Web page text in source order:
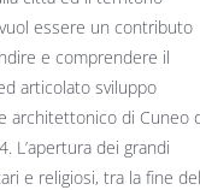
essere un contributo
e comprendere il
articolato sviluppo
architettonico di Cuneo
L’apertura dei grandi
e religiosi, tra la fine del